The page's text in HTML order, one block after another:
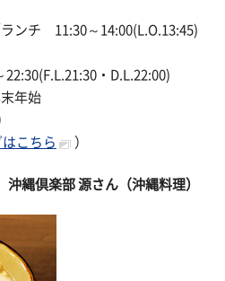
～14:00(L.O.13:45)
・D.L.22:00)
年始
こちら ）
沖縄倶楽部 源さん（沖縄料理）